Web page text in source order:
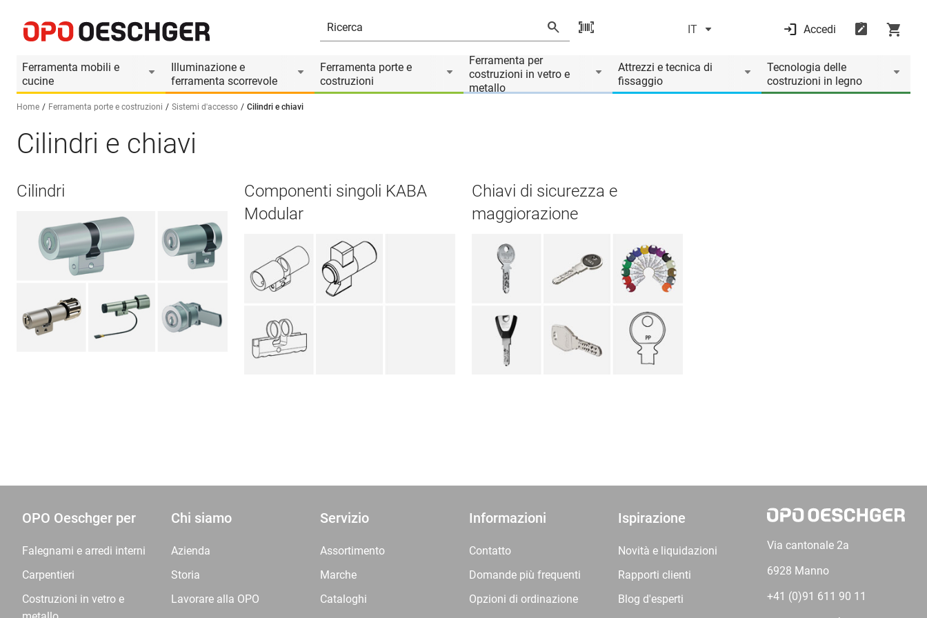
IT Accedi
Ferramenta mobili e
cucine
Illuminazione e
ferramenta scorrevole
Ferramenta porte e
costruzioni
Ferramenta per
costruzioni in vetro e
metallo
Attrezzi e tecnica di
fissaggio
Tecnologia delle
costruzioni in legno
Seleziona una lingua (IT)
Home Ferramenta porte e costruzioni Sistemi d'accesso Cilindri e chiavi
Cilindri e chiavi
Cilindri
Componenti singoli KABA
Modular
Chiavi di sicurezza e
maggiorazione
OPO Oeschger per
Falegnami e arredi interni
Carpentieri
Costruzioni in vetro e
Chi siamo
Azienda
Storia
Lavorare alla OPO
Servizio
Assortimento
Marche
Cataloghi
Informazioni
Contatto
Domande più frequenti
Opzioni di ordinazione
Ispirazione
Novità e liquidazioni
Rapporti clienti
Blog d'esperti
Via cantonale 2a
6928 Manno
+41 (0)91 611 90 11